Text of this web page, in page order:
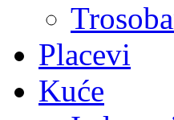
Placevi
Kuće